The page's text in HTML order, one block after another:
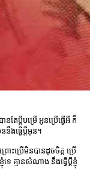
នតែប្តីបម្រើអូនប្រើធ្វើអី ក៏
នឹងធ្វើប្តីអូន។
ព្រោះប្រើមិនបានដូចចិត្ត ប្រើ
ញុំទេ គ្មានសំណាង នឹងធ្វើប្តីខ្ញុំ